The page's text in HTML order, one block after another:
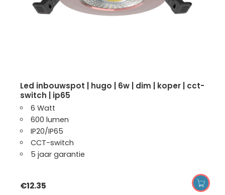
led inbouwspot | hugo | 6w | dim | koper | cct-
switch | ip65
6 Watt
600 lumen
IP20/IP65
CCT-switch
5 jaar garantie
€12.35